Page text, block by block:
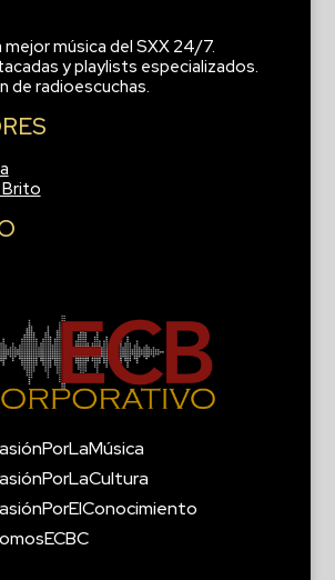
mejor música del SXX 24/7.
y playlists especializados.
de radioescuchas.